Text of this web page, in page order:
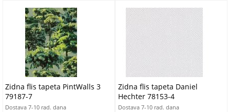
Smeđa
Tirkizna
Vining Ivy
Vining ivy
Višebojna
Zelena
Zlatna
Crna
Šarene
Žuta
Zidna flis tapeta PintWalls 3
79187-7
Dostava 7-10 rad. dana
Zidna flis tapeta Daniel
Hechter 78153-4
Dostava 7-10 rad. dana